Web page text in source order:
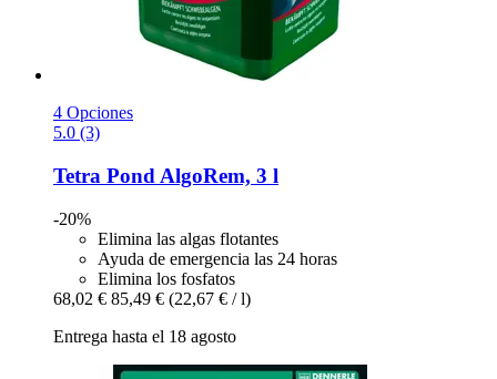
4 Opciones
5.0 (3)
Tetra Pond AlgoRem, 3 l
-20%
Elimina las algas flotantes
Ayuda de emergencia las 24 horas
Elimina los fosfatos
68,02 € 85,49 € (22,67 € / l)
Entrega hasta el 18 agosto